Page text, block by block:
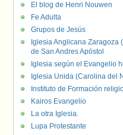
El blog de Henri Nouwen
Fe Adulta
Grupos de Jesús
Iglesia Anglicana Zaragoza
de San Andres Apóstol
Iglesia según el Evangelio
Iglesia Unida (Carolina del
Instituto de Formación
Kairos Evangelio
La otra Iglesia.
Lupa Protestante